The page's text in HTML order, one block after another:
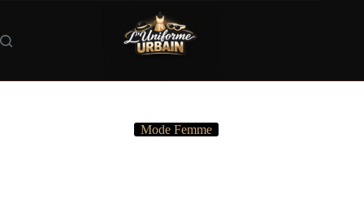
contenu
Mode Femme